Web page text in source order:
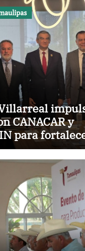
CANACAR y
para
de